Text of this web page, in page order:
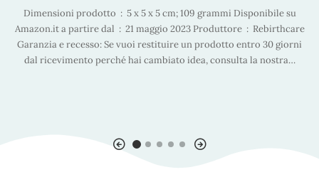
Dimensioni prodotto ‏ : ‎ 5 x 5 x 5 cm; 109 grammi Disponibile su
Amazon.it a partire dal ‏ : ‎ 21 maggio 2023 Produttore ‏ : ‎ Rebirthcare
Garanzia e recesso: Se vuoi restituire un prodotto entro 30 giorni
dal ricevimento perché hai cambiato idea, consulta la nostra…